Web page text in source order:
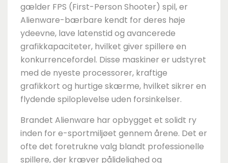
gælder FPS (First-Person Shooter) spil, er
Alienware-bærbare kendt for deres høje
ydeevne, lave latenstid og avancerede
grafikkapaciteter, hvilket giver spillere en
konkurrencefordel. Disse maskiner er udstyret
med de nyeste processorer, kraftige
grafikkort og hurtige skærme, hvilket sikrer en
flydende spiloplevelse uden forsinkelser.
Brandet Alienware har opbygget et solidt ry
inden for e-sportmiljøet gennem årene. Det er
ofte det foretrukne valg blandt professionelle
spillere, der kræver pålidelighed og